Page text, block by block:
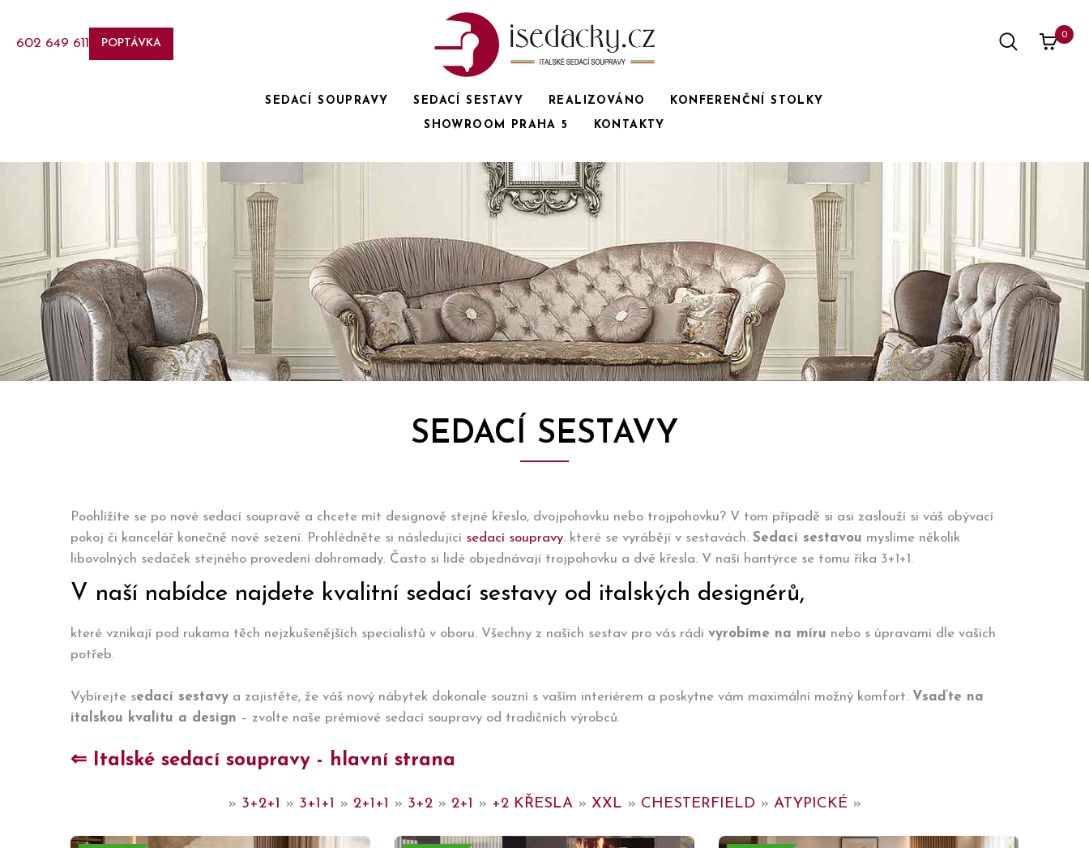
602 649 611 POPTÁVKA
SEDACÍ SOUPRAVY SEDACÍ SESTAVY REALIZOVÁNO
KONFERENČNÍ STOLKY
SHOWROOM PRAHA 5
KONTAKTY
0
SEDACÍ SESTAVY
Poohlížíte se po nové sedací soupravě a chcete mít designově stejné křeslo, dvojpohovku nebo trojpohovku? V tom případě si asi zaslouží si váš obývací
pokoj či kancelář konečně nové sezení. Prohlédněte si následující sedací soupravy. které se vyrábějí v sestavách. Sedací sestavou myslíme několik
libovolných sedaček stejného provedení dohromady. Často si lidé objednávají trojpohovku a dvě křesla. V naší hantýrce se tomu říka 3+1+1.
V naší nabídce najdete kvalitní sedací sestavy od italských designérů,
které vznikají pod rukama těch nejzkušenějších specialistů v oboru. Všechny z našich sestav pro vás rádi vyrobíme na míru nebo s úpravami dle vašich
potřeb.
Vybírejte sedací sestavy a zajistěte, že váš nový nábytek dokonale souzní s vaším interiérem a poskytne vám maximální možný komfort. Vsaďte na
italskou kvalitu a design – zvolte naše prémiové sedací soupravy od tradičních výrobců.
⇐ Italské sedací soupravy - hlavní strana
» 3+2+1 » 3+1+1 » 2+1+1 » 3+2 » 2+1 » +2 KŘESLA » XXL » CHESTERFIELD » ATYPICKÉ »